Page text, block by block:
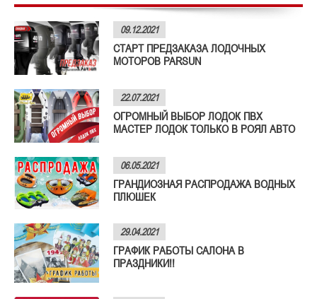
09.12.2021
СТАРТ ПРЕДЗАКАЗА ЛОДОЧНЫХ
МОТОРОВ PARSUN
22.07.2021
ОГРОМНЫЙ ВЫБОР ЛОДОК ПВХ
МАСТЕР ЛОДОК ТОЛЬКО В РОЯЛ АВТО
06.05.2021
ГРАНДИОЗНАЯ РАСПРОДАЖА ВОДНЫХ
ПЛЮШЕК
29.04.2021
ГРАФИК РАБОТЫ САЛОНА В
ПРАЗДНИКИ!!